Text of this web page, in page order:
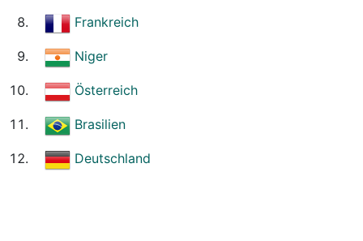
Frankreich
Niger
Österreich
Brasilien
Deutschland